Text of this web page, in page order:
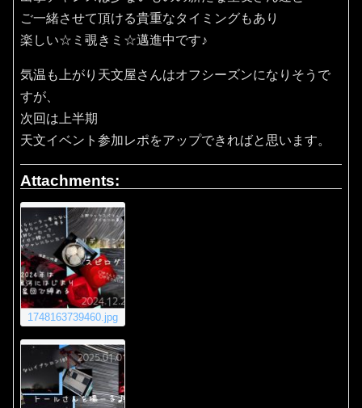
ご一緒させて頂ける貴重なタイミングもあり
楽しい☆ミ覗きミ☆邁進中です♪
気温も上がり天文屋さんはオフシーズンになりそうで
すが、
次回は上半期
天文イベント参加レポをアップできればと思います。
Attachments:
1748163739460.jpg